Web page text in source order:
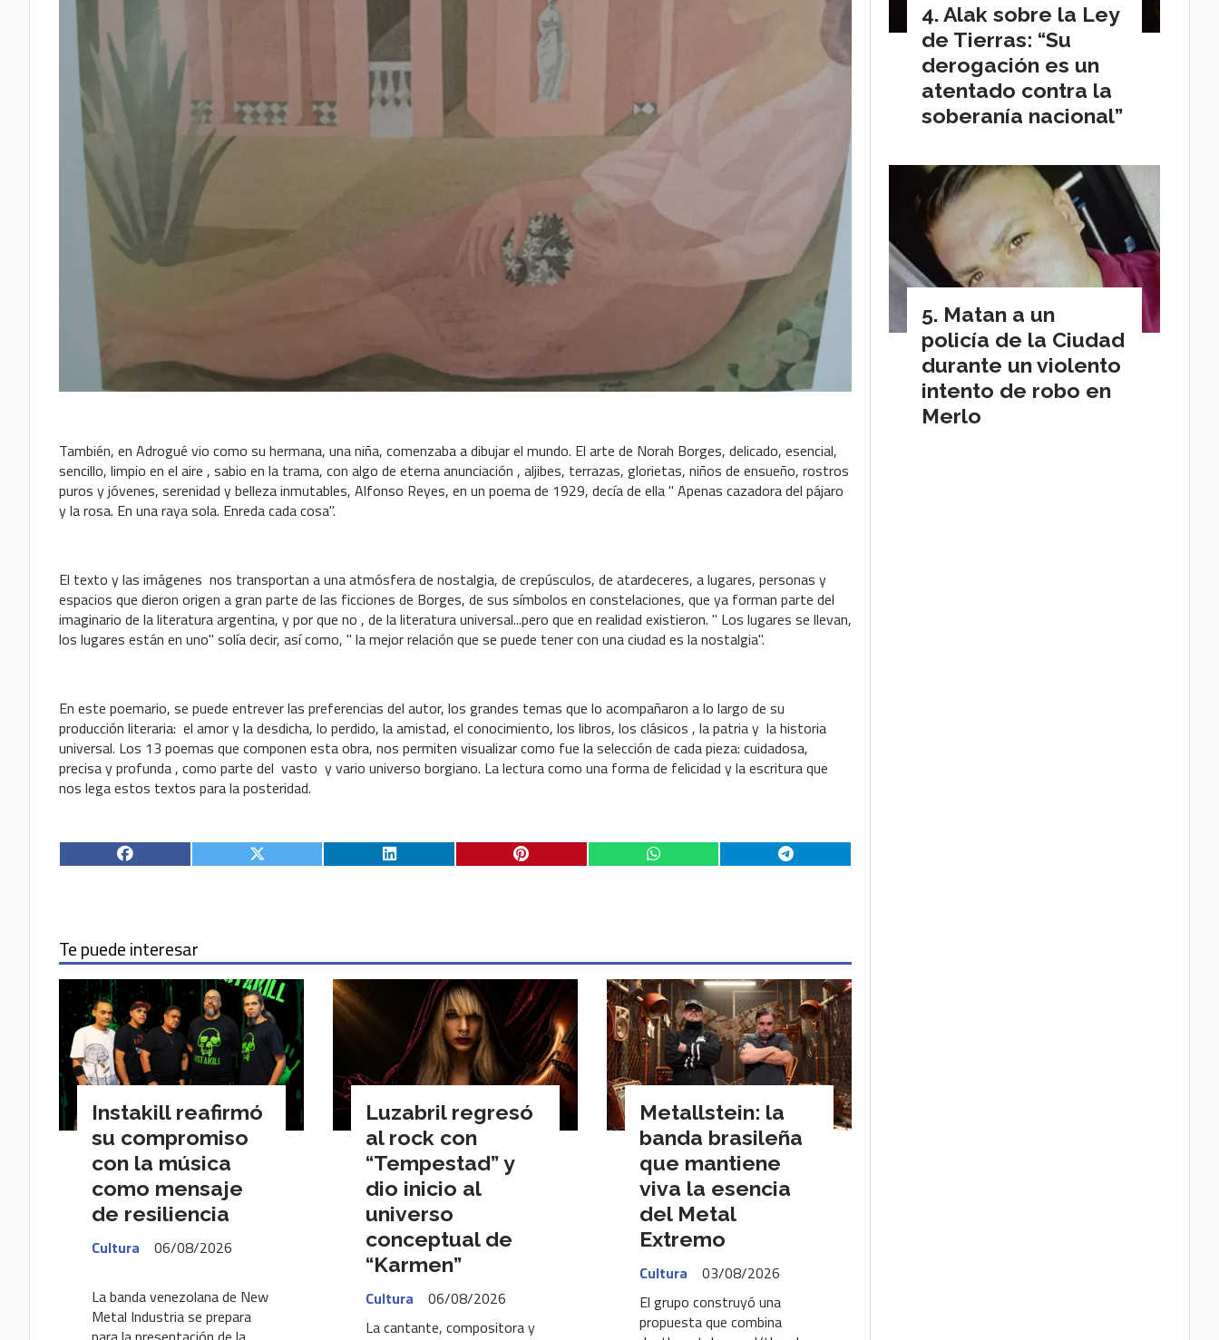
También, en Adrogué vio como su hermana, una niña, comenzaba a dibujar el mundo. El arte de Norah Borges, delicado, esencial,
sencillo, limpio en el aire , sabio en la trama, con algo de eterna anunciación , aljibes, terrazas, glorietas, niños de ensueño, rostros
puros y jóvenes, serenidad y belleza inmutables, Alfonso Reyes, en un poema de 1929, decía de ella " Apenas cazadora del pájaro
y la rosa. En una raya sola. Enreda cada cosa".
El texto y las imágenes nos transportan a una atmósfera de nostalgia, de crepúsculos, de atardeceres, a lugares, personas y
espacios que dieron origen a gran parte de las ficciones de Borges, de sus símbolos en constelaciones, que ya forman parte del
imaginario de la literatura argentina, y por que no , de la literatura universal...pero que en realidad existieron. " Los lugares se llevan,
los lugares están en uno" solía decir, así como, " la mejor relación que se puede tener con una ciudad es la nostalgia".
En este poemario, se puede entrever las preferencias del autor, los grandes temas que lo acompañaron a lo largo de su
producción literaria: el amor y la desdicha, lo perdido, la amistad, el conocimiento, los libros, los clásicos , la patria y la historia
universal. Los 13 poemas que componen esta obra, nos permiten visualizar como fue la selección de cada pieza: cuidadosa,
precisa y profunda , como parte del vasto y vario universo borgiano. La lectura como una forma de felicidad y la escritura que
nos lega estos textos para la posteridad.
Te puede interesar
Instakill reafirmó
su compromiso
con la música
como mensaje
de resiliencia
Cultura 06/08/2026
La banda venezolana de New
Metal Industria se prepara
Luzabril regresó
al rock con
“Tempestad” y
dio inicio al
universo
conceptual de
“Karmen”
Cultura
06/08/2026
La cantante, compositora y
Metallstein: la
banda brasileña
que mantiene
viva la esencia
del Metal
Extremo
Cultura
03/08/2026
El grupo construyó una
propuesta que combina
Alak sobre la Ley
de Tierras: “Su
derogación es un
atentado contra la
soberanía nacional”
Matan a un
policía de la Ciudad
durante un violento
intento de robo en
Merlo